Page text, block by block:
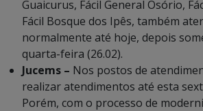
Guaicurus, Fácil General Osório,
Fácil Bosque dos Ipês, também
normalmente até hoje, depois
quarta-feira (26.02).
Jucems – Nos postos de
realizar atendimentos até esta
Porém, com o processo de